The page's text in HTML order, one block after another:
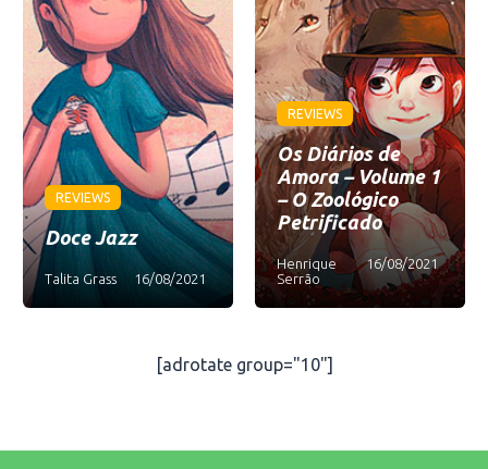
REVIEWS
Doce Jazz
Talita Grass 16/08/2021
REVIEWS
Os Diários de
Amora – Volume 1
– O Zoológico
Petrificado
Henrique
Serrão
16/08/2021
[adrotate group="10"]